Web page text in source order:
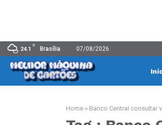
24.1
C
Brasília 07/08/2026
Home » Banco Central consultar